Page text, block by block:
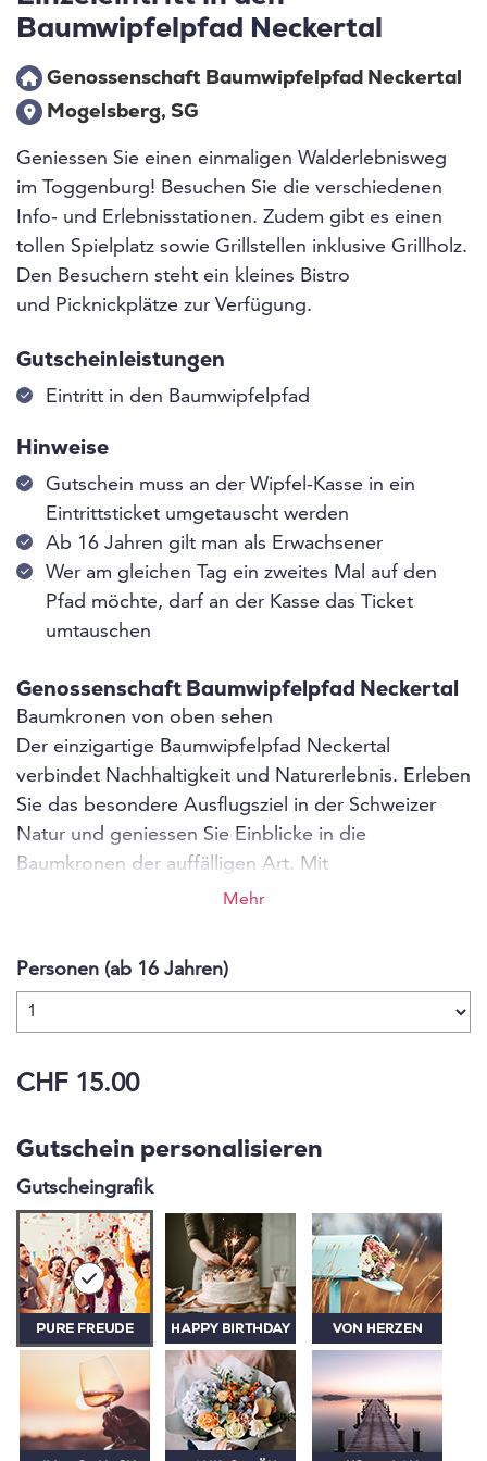
Baumwipfelpfad Neckertal
Genossenschaft Baumwipfelpfad Neckertal
Mogelsberg, SG
Geniessen Sie einen einmaligen Walderlebnisweg
im Toggenburg! Besuchen Sie die verschiedenen
Info- und Erlebnisstationen. Zudem gibt es einen
tollen Spielplatz sowie Grillstellen inklusive Grillholz.
Den Besuchern steht ein kleines Bistro
und Picknickplätze zur Verfügung.
Gutscheinleistungen
Eintritt in den Baumwipfelpfad
Hinweise
Gutschein muss an der Wipfel-Kasse in ein
Eintrittsticket umgetauscht werden
Ab 16 Jahren gilt man als Erwachsener
Wer am gleichen Tag ein zweites Mal auf den
Pfad möchte, darf an der Kasse das Ticket
umtauschen
Genossenschaft Baumwipfelpfad Neckertal
Baumkronen von oben sehen
Der einzigartige Baumwipfelpfad Neckertal
verbindet Nachhaltigkeit und Naturerlebnis. Erleben
Sie das besondere Ausflugsziel in der Schweizer
Natur und geniessen Sie Einblicke in die
Baumkronen der auffälligen Art. Mit
aussergewöhnlichen Perspektiven und
Walderlebnisweg ein Naturaufenthalt mit Tiefgang.
Auf dem Baumwipfelpfad ist willkommen, wer
Mehr
Personen (ab 16 Jahren)
CHF 15.00
Gutschein personalisieren
Gutscheingrafik